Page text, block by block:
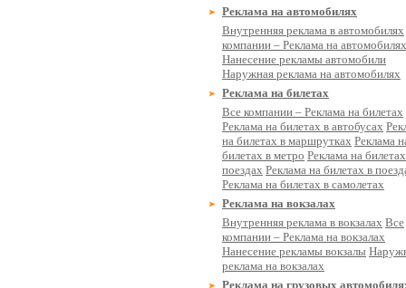
Реклама на автомобилях
Внутренняя реклама в автомобилях
компании – Реклама на автомобилях
Нанесение рекламы автомобили
Наружная реклама на автомобилях
Реклама на билетах
Все компании – Реклама на билетах
Реклама на билетах в автобусах
на билетах в маршрутках Реклама
билетах в метро Реклама на
поездах Реклама на билетах в
Реклама на билетах в самолетах
Реклама на вокзалах
Внутренняя реклама в вокзалах Все
компании – Реклама на вокзалах
Нанесение рекламы вокзалы
реклама на вокзалах
Реклама на грузовых